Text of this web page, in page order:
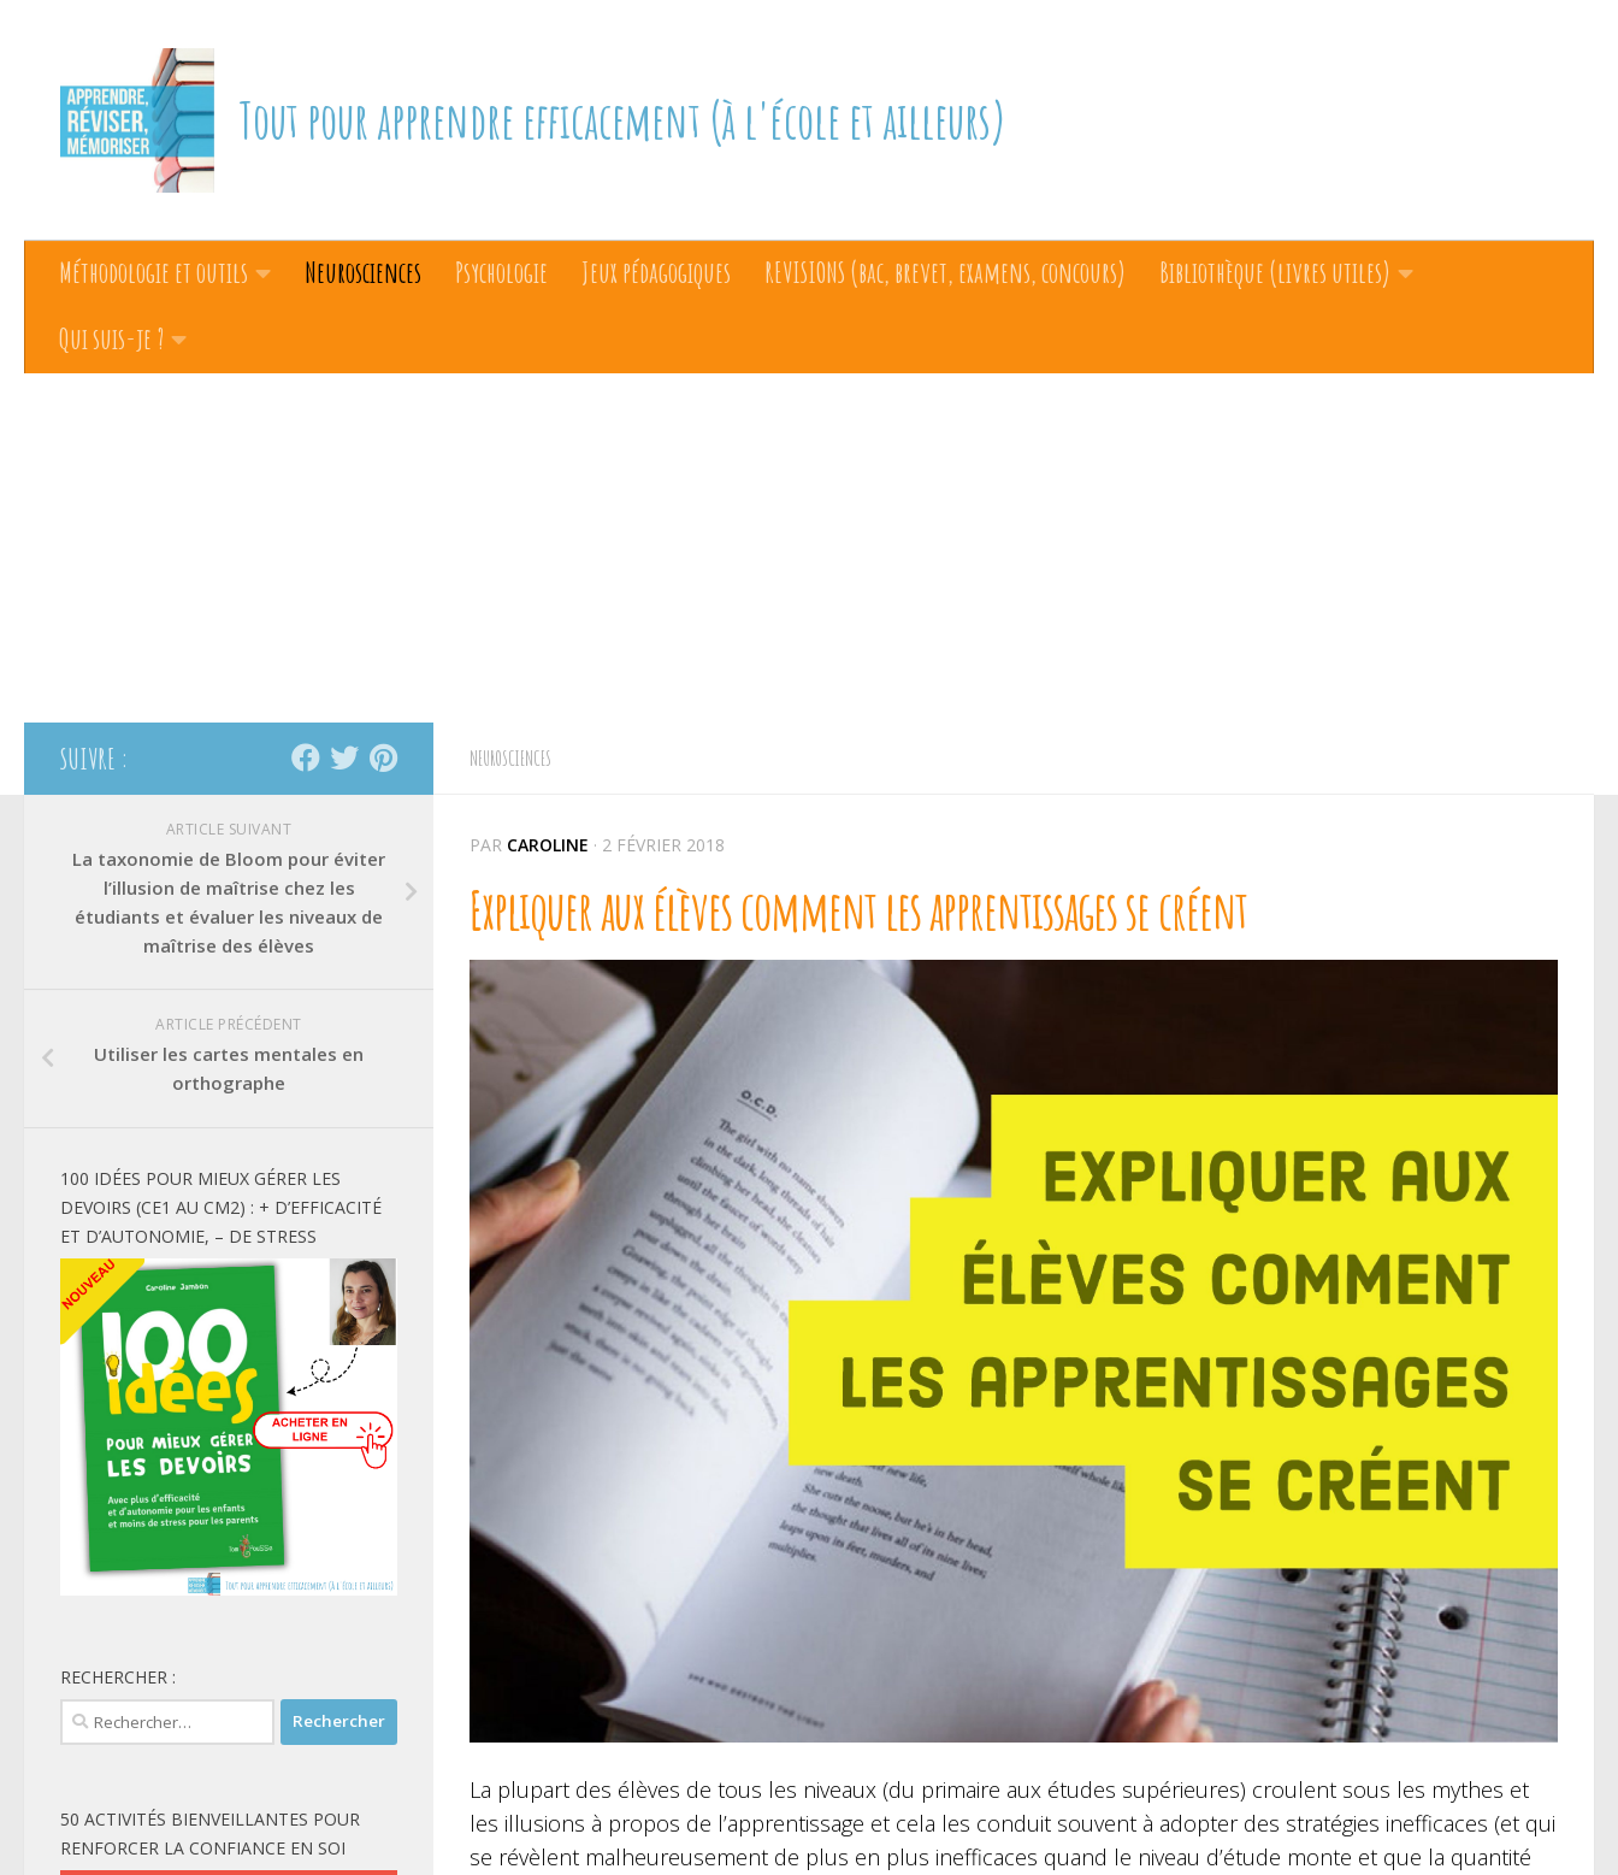
Tout pour apprendre efficacement (à l'école et ailleurs)
Méthodologie et outils Neurosciences Psychologie Jeux pédagogiques REVISIONS (bac, brevet, examens, concours)
Bibliothèque (livres utiles)
Qui suis-je ?
NEUROSCIENCES
PAR CAROLINE · 2 FÉVRIER 2018
Expliquer aux élèves comment les apprentissages se créent
La plupart des élèves de tous les niveaux (du primaire aux études supérieures) croulent sous les mythes et
les illusions à propos de l’apprentissage et cela les conduit souvent à adopter des stratégies inefficaces (et qui
se révèlent malheureusement de plus en plus inefficaces quand le niveau d’étude monte et que la quantité
SUIVRE :
ARTICLE SUIVANT
La taxonomie de Bloom pour éviter
l’illusion de maîtrise chez les
étudiants et évaluer les niveaux de
maîtrise des élèves
ARTICLE PRÉCÉDENT
Utiliser les cartes mentales en
orthographe
100 IDÉES POUR MIEUX GÉRER LES
DEVOIRS (CE1 AU CM2) : + D’EFFICACITÉ
ET D’AUTONOMIE, – DE STRESS
RECHERCHER :
Rechercher :
50 ACTIVITÉS BIENVEILLANTES POUR
RENFORCER LA CONFIANCE EN SOI